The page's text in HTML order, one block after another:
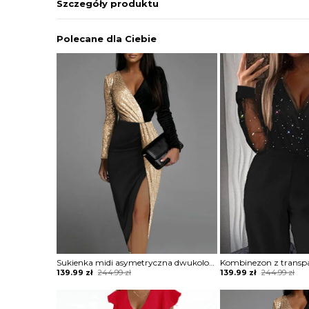
Szczegóły produktu
Polecane dla Ciebie
Sukienka midi asymetryczna dwukolorowa
244.99zł
Original
139.99 zł
Current
244.99zł
Original
was:
139.99 zł
Current
is: